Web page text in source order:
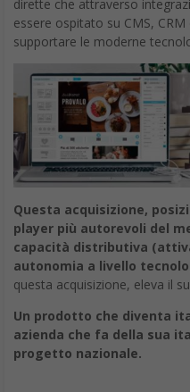
dirette che attraverso
essere ospitato su CMS,
supportare le moderne
Questa acquisizione,
player più autorevoli del
capacità distributiva
autonomia a livello
questa acquisizione, eleva il
Un prodotto che diventa
azienda che fa della sua
progetto nazionale.